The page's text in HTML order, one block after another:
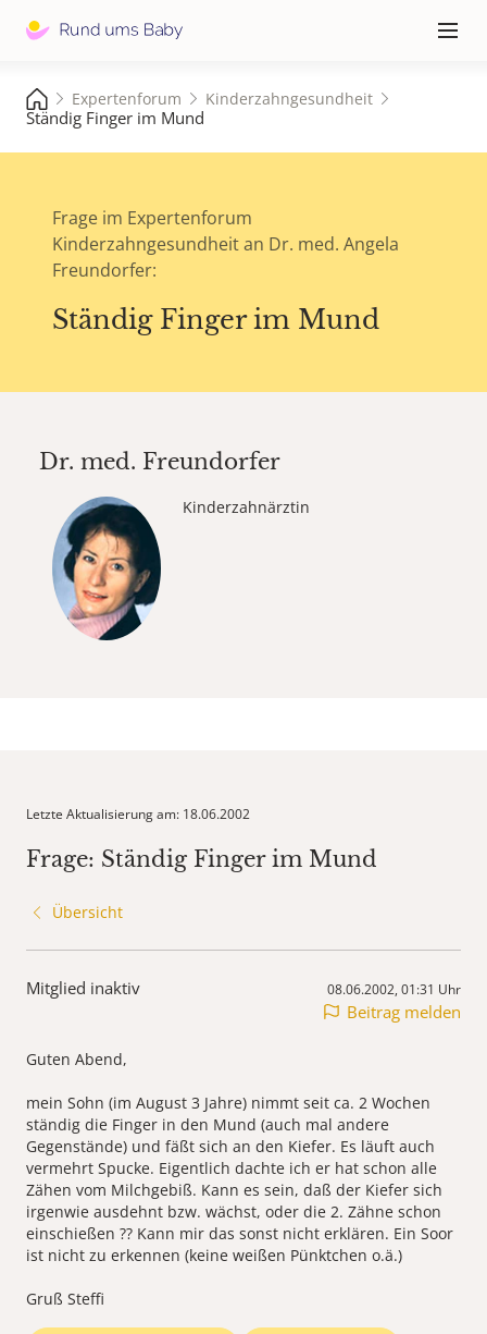
≡
Expertenforum Kinderzahngesundheit
Ständig Finger im Mund
Frage im Expertenforum
Kinderzahngesundheit an Dr. med. Angela
Freundorfer:
Ständig Finger im Mund
Dr. med. Freundorfer
Kinderzahnärztin
Letzte Aktualisierung am: 18.06.2002
Frage: Ständig Finger im Mund
Übersicht
Mitglied inaktiv 08.06.2002, 01:31 Uhr
Beitrag melden
Guten Abend,
mein Sohn (im August 3 Jahre) nimmt seit ca. 2 Wochen
ständig die Finger in den Mund (auch mal andere
Gegenstände) und fäßt sich an den Kiefer. Es läuft auch
vermehrt Spucke. Eigentlich dachte ich er hat schon alle
Zähen vom Milchgebiß. Kann es sein, daß der Kiefer sich
irgenwie ausdehnt bzw. wächst, oder die 2. Zähne schon
einschießen ?? Kann mir das sonst nicht erklären. Ein Soor
ist nicht zu erkennen (keine weißen Pünktchen o.ä.)
Gruß Steffi